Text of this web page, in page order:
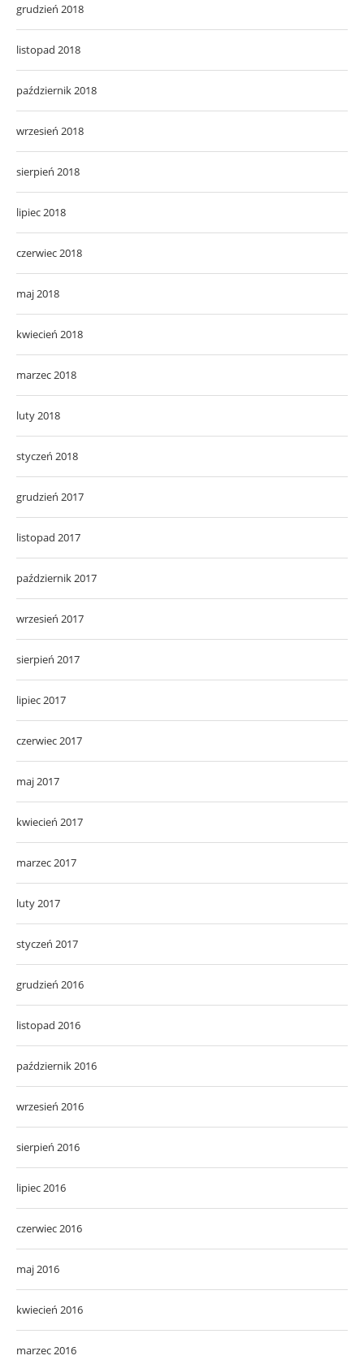
grudzień 2018
listopad 2018
październik 2018
wrzesień 2018
sierpień 2018
lipiec 2018
czerwiec 2018
maj 2018
kwiecień 2018
marzec 2018
luty 2018
styczeń 2018
grudzień 2017
listopad 2017
październik 2017
wrzesień 2017
sierpień 2017
lipiec 2017
czerwiec 2017
maj 2017
kwiecień 2017
marzec 2017
luty 2017
styczeń 2017
grudzień 2016
listopad 2016
październik 2016
wrzesień 2016
sierpień 2016
lipiec 2016
czerwiec 2016
maj 2016
kwiecień 2016
marzec 2016